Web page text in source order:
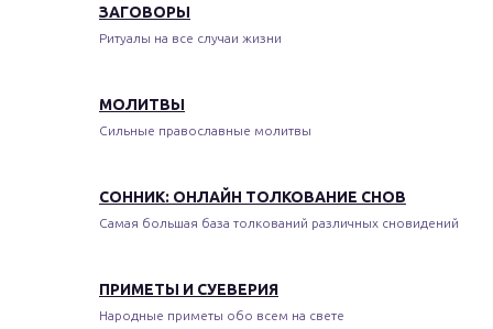
ЗАГОВОРЫ
Ритуалы на все случаи жизни
МОЛИТВЫ
Сильные православные молитвы
СОННИК: ОНЛАЙН ТОЛКОВАНИЕ СНОВ
Самая большая база толкований различных сновидений
ПРИМЕТЫ И СУЕВЕРИЯ
Народные приметы обо всем на свете